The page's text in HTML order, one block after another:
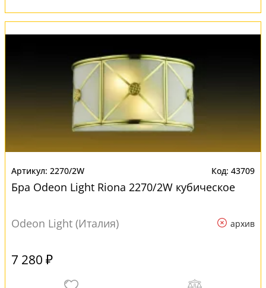
2270/2W 43709
Бра Odeon Light Riona 2270/2W кубическое
Odeon Light (Италия) архив
7 280 ₽